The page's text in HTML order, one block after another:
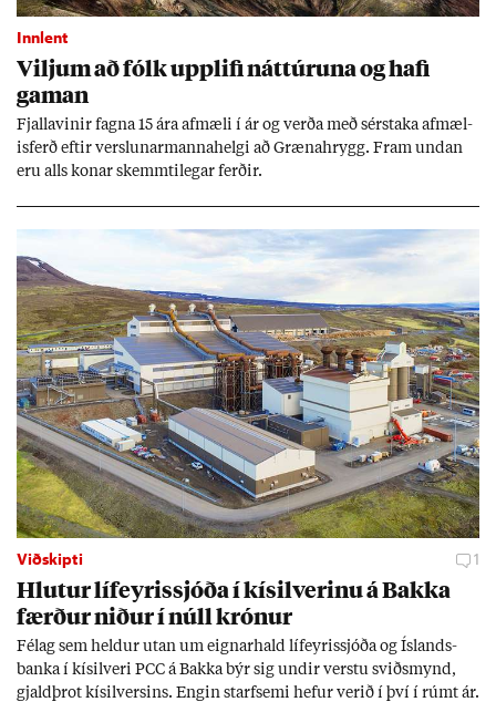
Innlent
Vilj­um að fólk upp­lifi nátt­úr­una og hafi
gam­an
Fjalla­vin­ir fagna 15 ára af­mæli í ár og verða með sér­staka af­mæl­
is­ferð eft­ir versl­un­ar­manna­helgi að Græna­hrygg. Fram und­an
eru alls kon­ar skemmti­leg­ar ferð­ir.
Viðskipti 1
Hlut­ur líf­eyr­is­sjóða í kís­il­ver­inu á Bakka
færð­ur nið­ur í núll krón­ur
Fé­lag sem held­ur ut­an um eign­ar­hald líf­eyr­is­sjóða og Ís­lands­
banka í kís­il­veri PCC á Bakka býr sig und­ir verstu sviðs­mynd,
gjald­þrot kís­il­vers­ins. Eng­in starf­semi hef­ur ver­ið í því í rúmt ár.